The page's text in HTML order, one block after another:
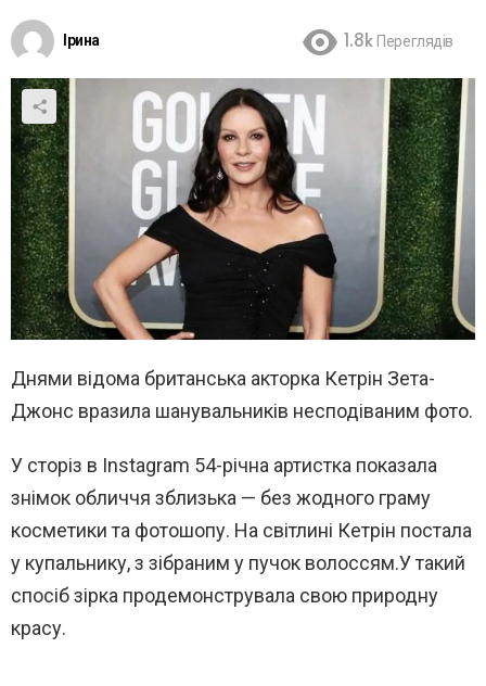
Ірина 1.8k Переглядів
Днями відома британська акторка Кетрін Зета-
Джонс вразила шанувальників несподіваним фото.
У сторіз в Instagram 54-річна артистка показала
знімок обличчя зблизька — без жодного граму
косметики та фотошопу. На світлині Кетрін постала
у купальнику, з зібраним у пучок волоссям.У такий
спосіб зірка продемонструвала свою природну
красу.